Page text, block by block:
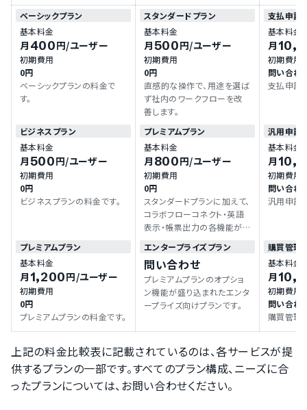
ベーシックプラン
基本料金
月 400円/ユーザー
初期費用
0円
ベーシックプランの料金で
す。
スタンダードプラン
基本料金
月500円/ユーザー
初期費用
0円
直感的な操作で、用途を選ば
ず社内のワークフローを改
善します。
支払申請
基本料金
月
初期費用
問い合わ
支払申請
ビジネスプラン
基本料金
月500円/ユーザー
初期費用
0円
ビジネスプランの料金です。
プレミアムプラン
基本料金
月 800円/ユーザー
初期費用
0円
スタンダードプランに加えて、
コラボフローコネクト・英語
表示・帳票出力の各機能が
汎用申請
基本料金
月
初期費用
問い合わ
汎用申請
プレミアムプラン
基本料金
月 1,200円/ユーザー
初期費用
0円
プレミアムプランの料金です。
エンタープライズプラン
問い合わせ
プレミアムプランのオプショ
ン機能が盛り込まれたエンタ
ープライズ向けプランです。
購買管理
基本料金
月
初期費用
問い合わ
購買管理
上記の料金比較表に記載されているのは、各サービスが提
供するプランの一部です。すべてのプラン構成、ニーズに合
ったプランについては、お問い合わせください。